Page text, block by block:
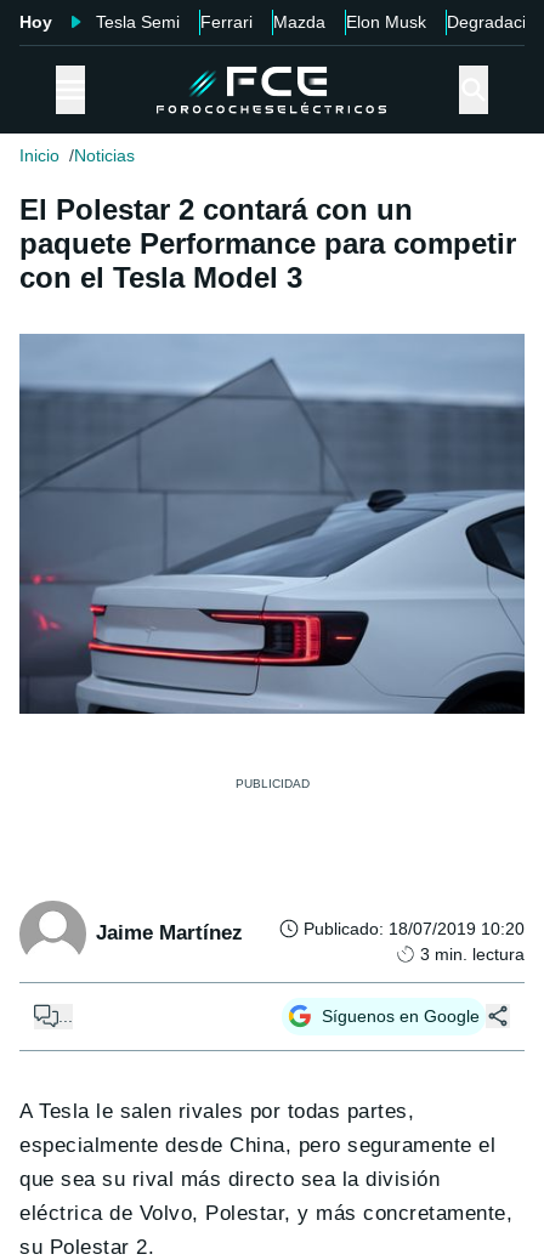
Hoy Tesla Semi Ferrari Mazda Elon Musk Degradación
Inicio Noticias
El Polestar 2 contará con un
paquete Performance para competir
con el Tesla Model 3
Jaime Martínez Publicado: 18/07/2019 10:20
3 min. lectura
Síguenos en Google
A Tesla le salen rivales por todas partes,
especialmente desde China, pero seguramente el
que sea su rival más directo sea la división
eléctrica de Volvo, Polestar, y más concretamente,
su Polestar 2.